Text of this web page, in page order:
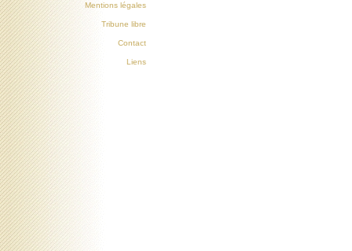
Mentions légales
Tribune libre
Contact
Liens